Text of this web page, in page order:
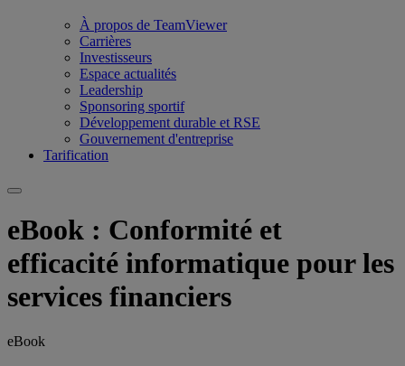
À propos de TeamViewer
Carrières
Investisseurs
Espace actualités
Leadership
Sponsoring sportif
Développement durable et RSE
Gouvernement d'entreprise
Tarification
eBook : Conformité et
efficacité informatique pour les
services financiers
eBook